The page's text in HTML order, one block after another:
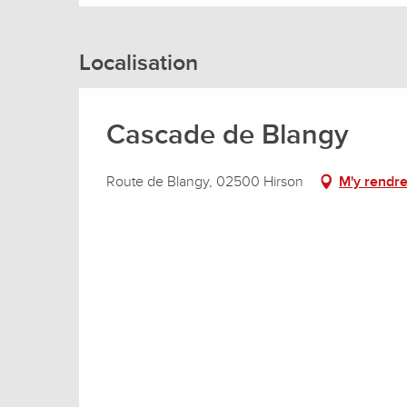
Localisation
Cascade de Blangy
Route de Blangy, 02500 Hirson M'y rendre